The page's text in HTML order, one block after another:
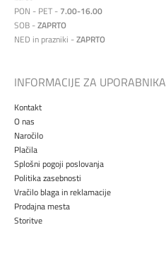
PON - PET - 7.00-16.00
SOB -ZAPRTO
NED in prazniki -ZAPRTO
INFORMACIJE ZA UPORABNIKA
Kontakt
O nas
Naročilo
Plačila
Splošni pogoji poslovanja
Politika zasebnosti
Vračilo blaga in reklamacije
Prodajna mesta
Storitve